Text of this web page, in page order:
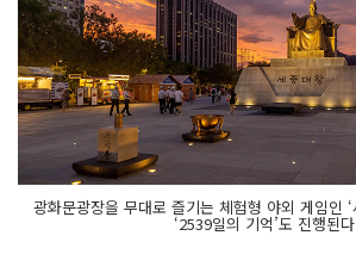
광화문광장을 무대로 즐기는 체험형 야외 게임인
‘2539일의 기억’도 진행된